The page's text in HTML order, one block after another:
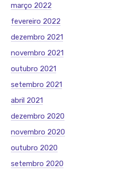
março 2022
fevereiro 2022
dezembro 2021
novembro 2021
outubro 2021
setembro 2021
abril 2021
dezembro 2020
novembro 2020
outubro 2020
setembro 2020